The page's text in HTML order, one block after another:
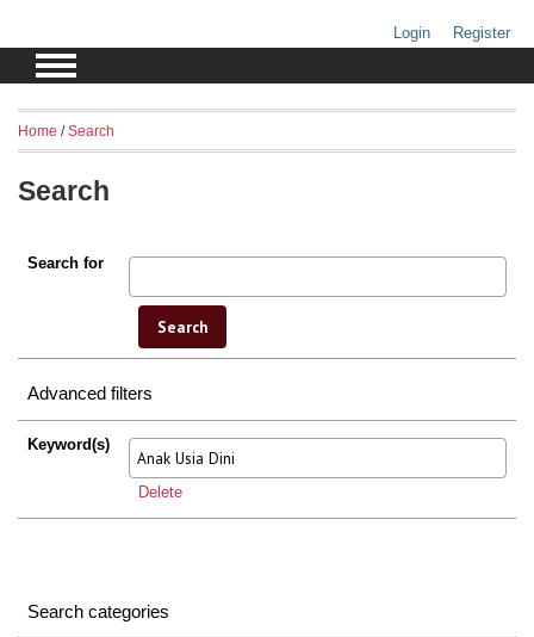
Login Register
Home / Search
Search
Search for
Advanced filters
Keyword(s)
Delete
Search categories